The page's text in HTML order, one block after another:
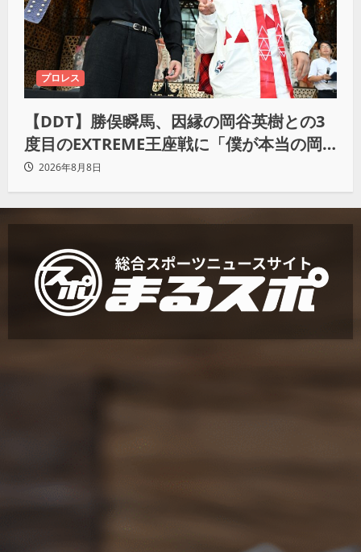
プロレス
【DDT】勝俣瞬馬、因縁の岡谷英樹との3
度目のEXTREME王座戦に「僕が本当の岡
谷英樹を引き出して獲りたい」
2026年8月8日